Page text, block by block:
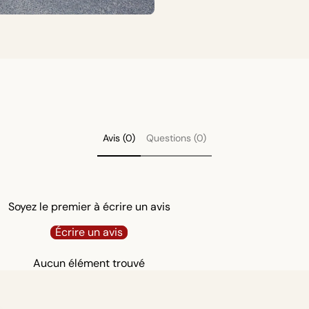
Avis (0) Questions (0)
Soyez le premier à écrire un avis
Écrire un avis
Aucun élément trouvé